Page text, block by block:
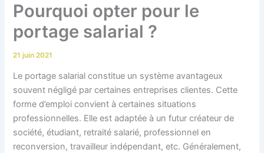
Pourquoi opter pour le
portage salarial ?
21 juin 2021
Le portage salarial constitue un système avantageux
souvent négligé par certaines entreprises clientes. Cette
forme d’emploi convient à certaines situations
professionnelles. Elle est adaptée à un futur créateur de
société, étudiant, retraité salarié, professionnel en
reconversion, travailleur indépendant, etc. Généralement,